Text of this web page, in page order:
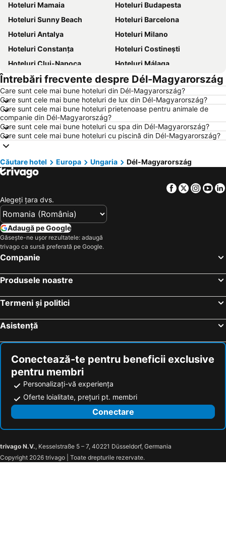
Hoteluri Mamaia
Hoteluri Budapesta
Hoteluri Sunny Beach
Hoteluri Barcelona
Hoteluri Antalya
Hoteluri Milano
Hoteluri Constanța
Hoteluri Costinești
Hoteluri Cluj-Napoca
Hoteluri Málaga
Hoteluri Benidorm
Hoteluri Neptun
Hoteluri Durrës
Hoteluri Alicante
Hoteluri Atena
Hoteluri Rimini
Hoteluri Nisa
Hoteluri Viena
Hoteluri Paris
Hoteluri Chalkidiki
Hoteluri Litoral Bulgaria
Hoteluri Bulgaria
Hoteluri Attica
Hoteluri Austria
Hoteluri Croaţia
Hoteluri Mallorca
Hoteluri Sardinia
Hoteluri Insula Aegina
Hoteluri Albania
Întrebări frecvente despre Dél-Magyarország
Care sunt cele mai bune hoteluri din Dél-Magyarország?
Care sunt cele mai bune hoteluri de lux din Dél-Magyarország?
Care sunt cele mai bune hoteluri prietenoase pentru animale de
companie din Dél-Magyarország?
Care sunt cele mai bune hoteluri cu spa din Dél-Magyarország?
Care sunt cele mai bune hoteluri cu piscină din Dél-Magyarország?
Căutare hotel Europa Ungaria Dél-Magyarország
Facebook
Twitter
Alegeţi ţara dvs.
Adaugă pe Google
Găsește-ne ușor rezultatele: adaugă
trivago ca sursă preferată pe Google.
Companie
Produsele noastre
Termeni și politici
Asistență
Conectează-te pentru beneficii exclusive
pentru membri
Personalizați-vă experiența
Oferte loialitate, prețuri pt. membri
Conectare
trivago N.V., Kesselstraße 5 – 7, 40221 Düsseldorf, Germania
Copyright 2026 trivago | Toate drepturile rezervate.